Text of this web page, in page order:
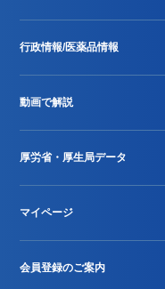
行政情報/医薬品情報
Stu-GEレポート
動画で解説
厚労省・厚生局データ
2024年度新設項目届出状況
マイページ
会員登録のご案内